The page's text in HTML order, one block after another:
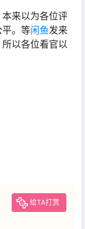
来以为各位评
。等闲鱼发来
以各位看官以
给TA打赏